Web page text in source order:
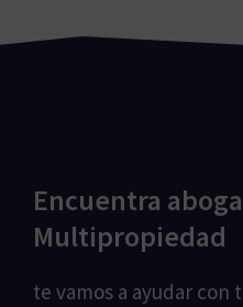
Encuentra
Multipropiedad
te vamos a ayudar con